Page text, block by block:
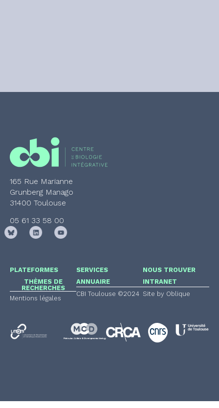
165 Rue Marianne
Grunberg Manago
31400 Toulouse
05 61 33 58 00
PLATEFORMES
THÈMES DE
RECHERCHES
Mentions légales
SERVICES
ANNUAIRE
CBI Toulouse ©2024
NOUS TROUVER
INTRANET
Site by Oblique